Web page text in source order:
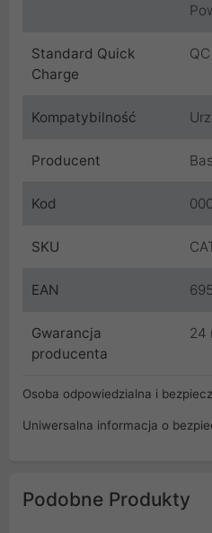
Standard Quick
Charge
Kompatybilność
Producent
Kod
SKU
EAN
Gwarancja
producenta
24
Osoba odpowiedzialna i
Uniwersalna informacja o
Podobne Produkty